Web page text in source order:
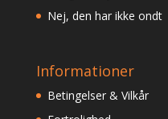
Nej, den har ikke ondt
Informationer
Betingelser & Vilkår